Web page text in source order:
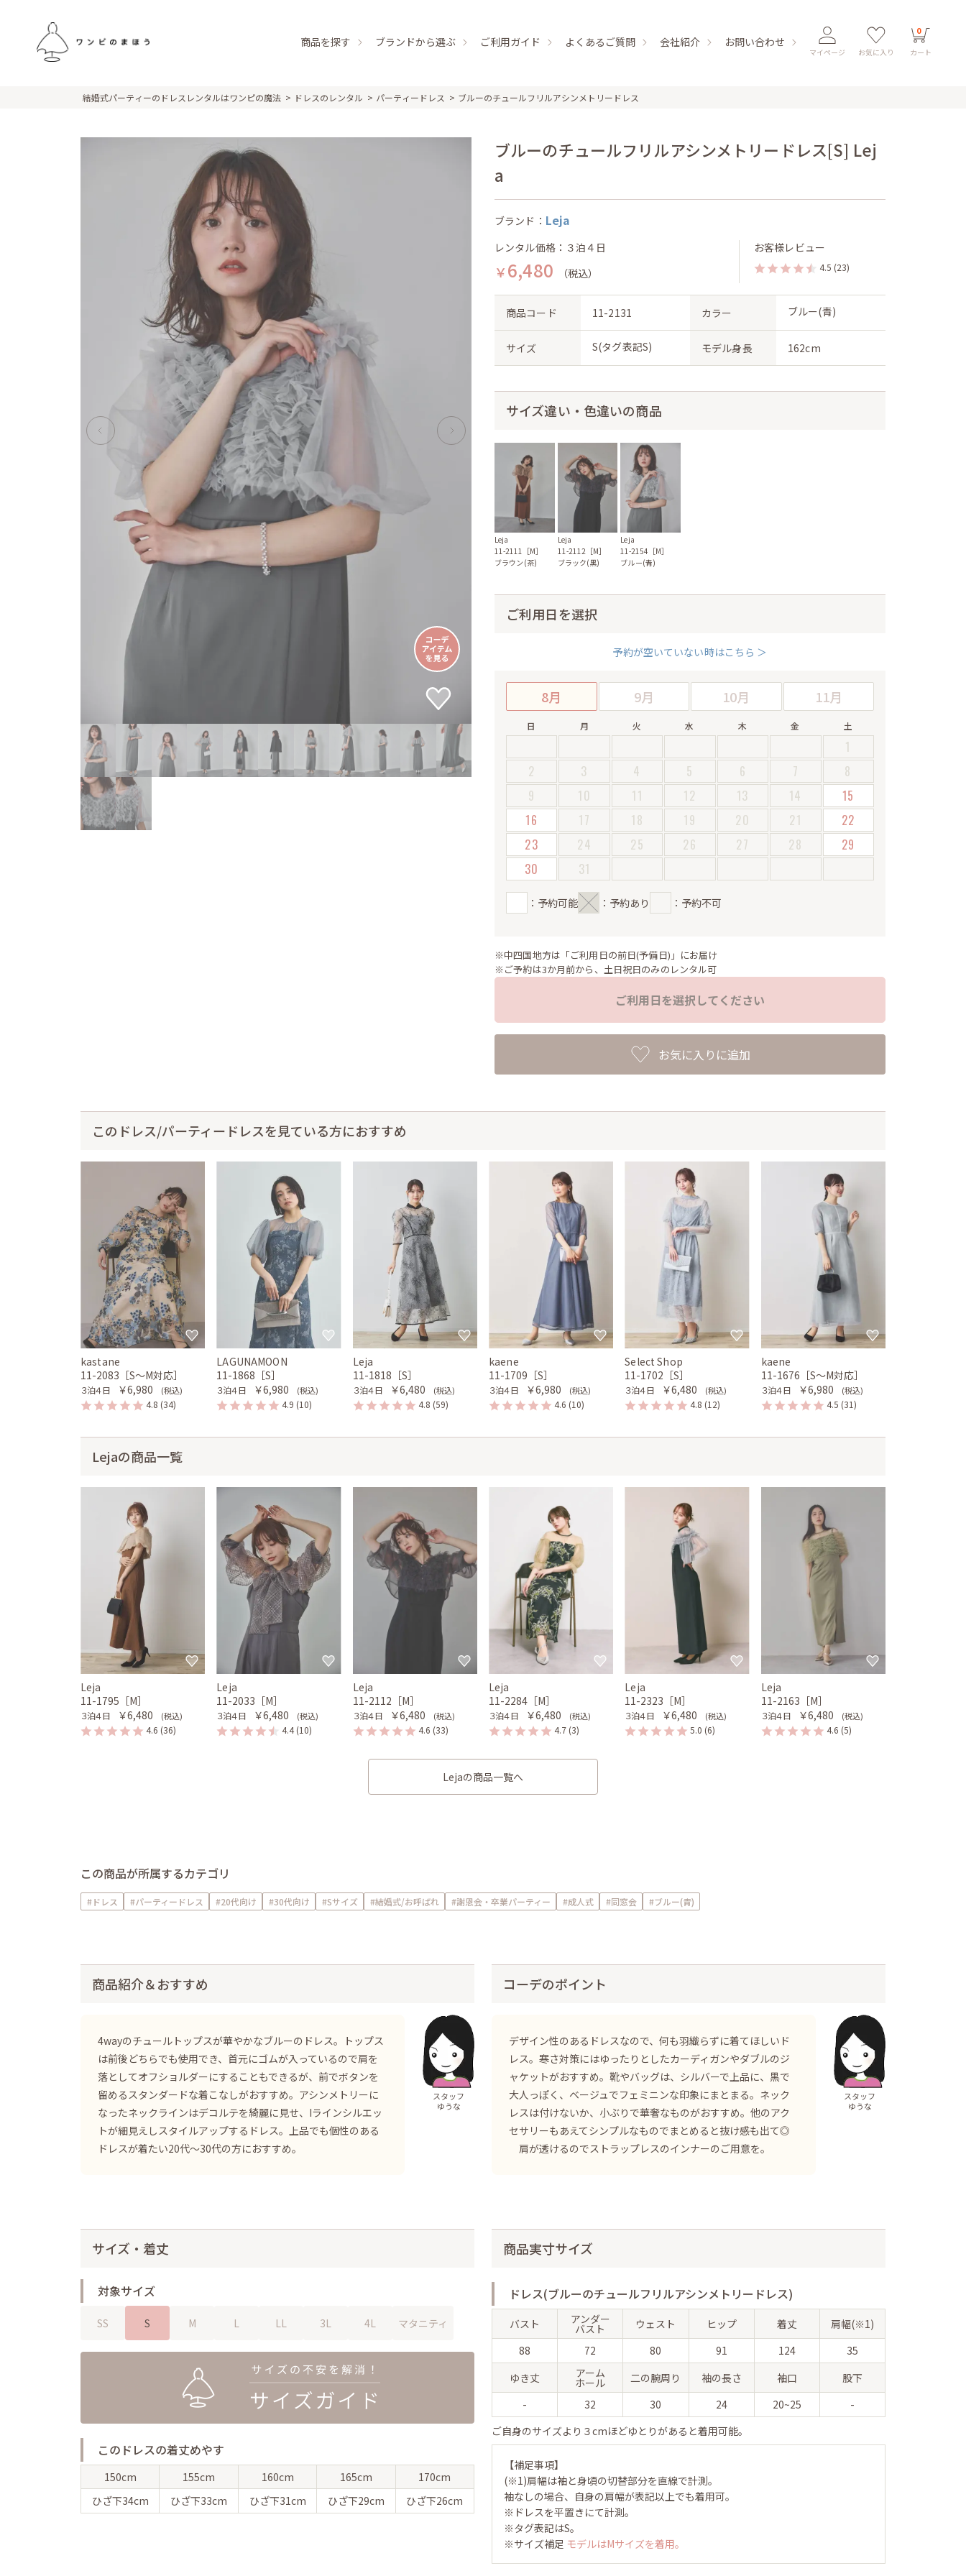
商品を探す ブランドから選ぶ ご利用ガイド よくあるご質問 会社紹介 お問い合わせ
マイページ お気に入り
0
カート
結婚式パーティーのドレスレンタルはワンピの魔法 ドレスのレンタル パーティードレス ブルーのチュールフリルアシンメトリードレス
ブルーのチュールフリルアシンメトリードレス[S] Lej
a
ブランド： Leja
レンタル価格：３泊４日
￥6,480 （税込）
お客様レビュー
4.5 (23)
商品コード 11-2131 カラー ブルー(青)
サイズ S(タグ表記S) モデル身長 162cm
サイズ違い・色違いの商品
Leja
11-2111［M］
ブラウン(茶)
Leja
11-2112［M］
ブラック(黒)
Leja
11-2154［M］
ブルー(青)
ご利用日を選択
予約が空いていない時はこちら ＞
8月 9月 10月 11月
日 月 火 水 木 金 土
1
2
3 4 5 6 7
8
9
10 11 12 13 14
15
16
17 18 19 20 21
22
23
24 25 26 27 28
29
30
31
：予約可能 ：予約あり ：予約不可
※中四国地方は「ご利用日の前日(予備日)」にお届け
※ご予約は3か月前から、土日祝日のみのレンタル可
ご利用日を選択してください
お気に入りに追加
このドレス/パーティードレスを見ている方におすすめ
kastane
11-2083［S〜M対応］
３泊４日 ￥6,980 (税込)
4.8 (34)
LAGUNAMOON
11-1868［S］
３泊４日 ￥6,980 (税込)
4.9 (10)
Leja
11-1818［S］
３泊４日 ￥6,480 (税込)
4.8 (59)
kaene
11-1709［S］
３泊４日 ￥6,980 (税込)
4.6 (10)
Select Shop
11-1702［S］
３泊４日 ￥6,480 (税込)
4.8 (12)
kaene
11-1676［S〜M対応］
３泊４日 ￥6,980 (税込)
4.5 (31)
Lejaの商品一覧
Leja
11-1795［M］
３泊４日 ￥6,480 (税込)
4.6 (36)
Leja
11-2033［M］
３泊４日 ￥6,480 (税込)
4.4 (10)
Leja
11-2112［M］
３泊４日 ￥6,480 (税込)
4.6 (33)
Leja
11-2284［M］
３泊４日 ￥6,480 (税込)
4.7 (3)
Leja
11-2323［M］
３泊４日 ￥6,480 (税込)
5.0 (6)
Leja
11-2163［M］
３泊４日 ￥6,480 (税込)
4.6 (5)
Lejaの商品一覧へ
この商品が所属するカテゴリ
#ドレス #パーティードレス #20代向け #30代向け #Sサイズ #結婚式/お呼ばれ #謝恩会・卒業パーティー #成人式 #同窓会 #ブルー(青)
商品紹介＆おすすめ
4wayのチュールトップスが華やかなブルーのドレス。トップス
は前後どちらでも使用でき、首元にゴムが入っているので肩を
落としてオフショルダーにすることもできるが、前でボタンを
留めるスタンダードな着こなしがおすすめ。アシンメトリーに
なったネックラインはデコルテを綺麗に見せ、Iラインシルエッ
トが細見えしスタイルアップするドレス。上品でも個性のある
ドレスが着たい20代〜30代の方におすすめ。
スタッフ
ゆうな
コーデのポイント
デザイン性のあるドレスなので、何も羽織らずに着てほしいド
レス。寒さ対策にはゆったりとしたカーディガンやダブルのジ
ャケットがおすすめ。靴やバッグは、シルバーで上品に、黒で
大人っぽく、ベージュでフェミニンな印象にまとまる。ネック
レスは付けないか、小ぶりで華奢なものがおすすめ。他のアク
セサリーもあえてシンプルなものでまとめると抜け感も出て◎
肩が透けるのでストラップレスのインナーのご用意を。
スタッフ
ゆうな
サイズ・着丈
対象サイズ
SS S M L LL 3L 4L マタニティ
このドレスの着丈めやす
150cm 155cm 160cm 165cm
170cm
ひざ下34cm ひざ下33cm ひざ下31cm ひざ下29cm ひざ下26cm
商品実寸サイズ
ドレス(ブルーのチュールフリルアシンメトリードレス)
バスト アンダー
バスト ウェスト ヒップ 着丈
肩幅(※1)
88
72 80 91 124
35
ゆき丈
アーム
ホール 二の腕周り 袖の長さ 袖口
股下
-
32 30 24 20~25
-
ご自身のサイズより３cmほどゆとりがあると着用可能。
【補足事項】
(※1)肩幅は袖と身頃の切替部分を直線で計測。
袖なしの場合、自身の肩幅が表記以上でも着用可。
※ドレスを平置きにて計測。
※タグ表記はS。
※サイズ補足 モデルはMサイズを着用。